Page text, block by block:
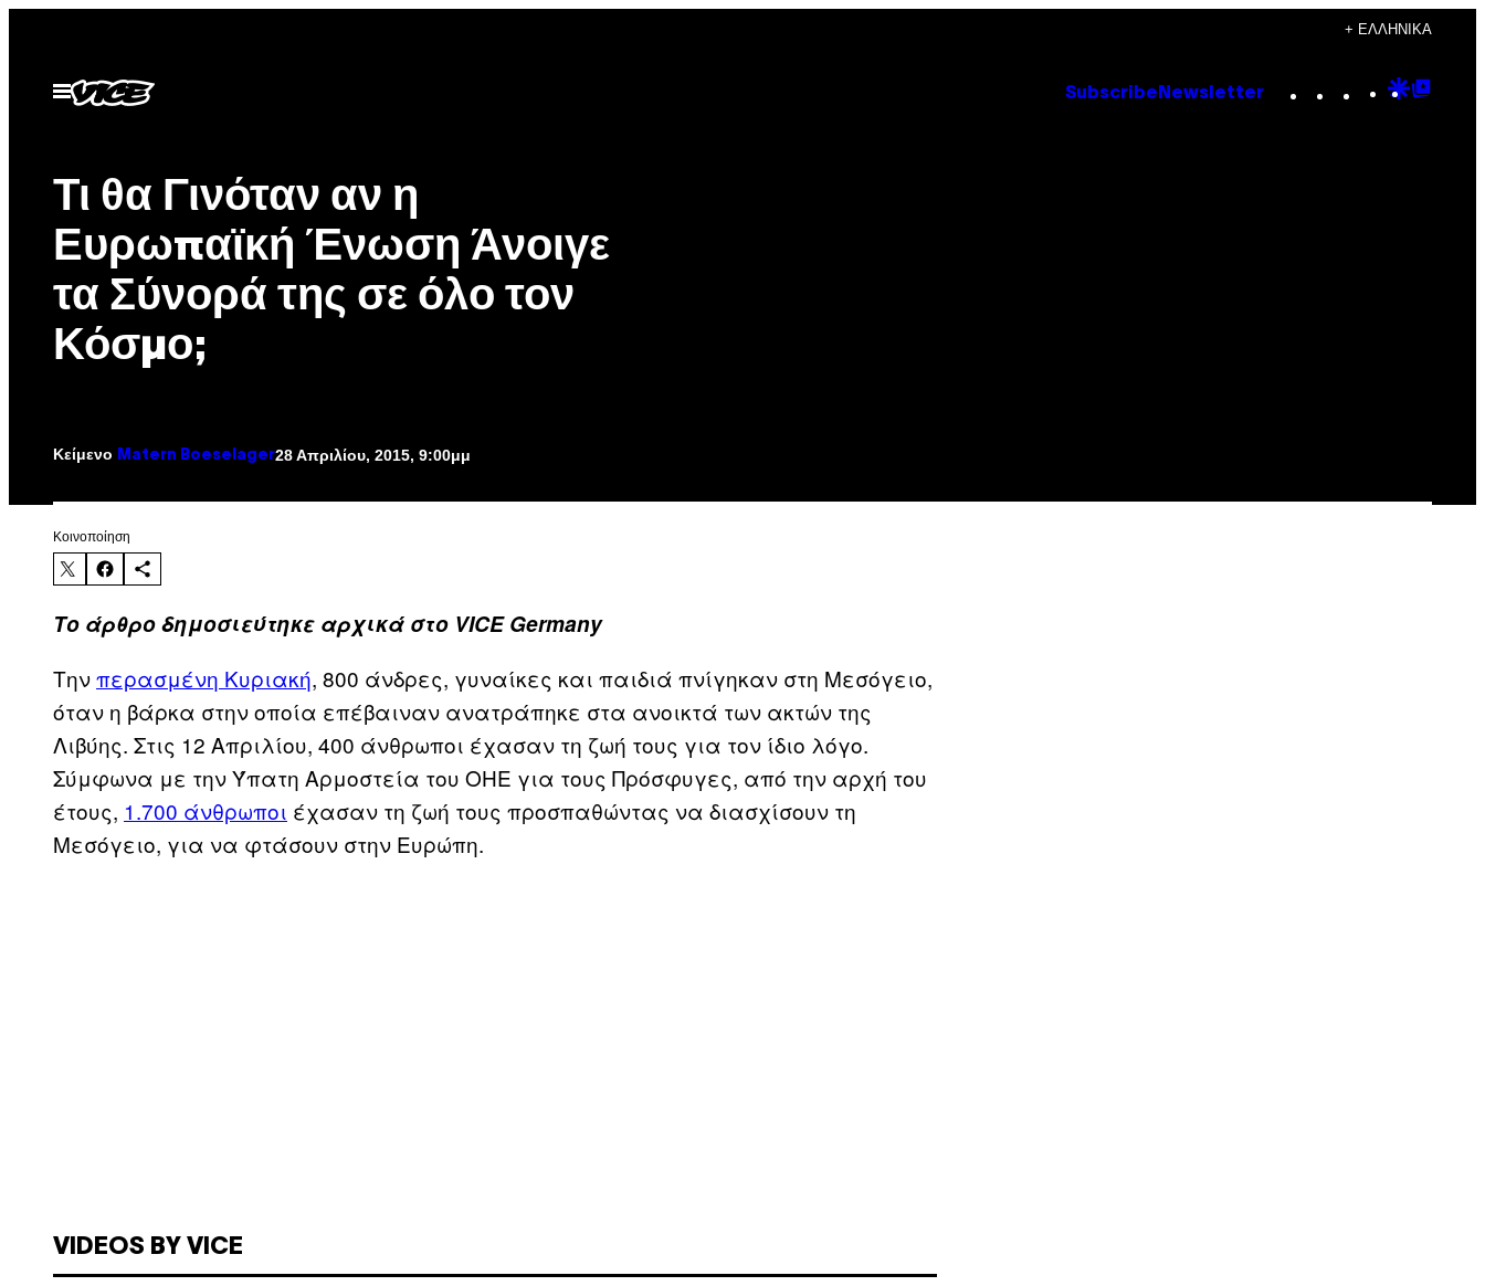
περιεχόμενο
+ ΕΛΛΗΝΙΚΆ
Ανοίξτε
το
Subscribe Newsletter Instagram
TikTok
YouTube
Google
Τι θα Γινόταν αν η
Ευρωπαϊκή Ένωση Άνοιγε
τα Σύνορά της σε όλο τον
Κόσμο;
Κείμενο Matern Boeselager28 Απριλίου, 2015, 9:00μμ
Kοινοποίηση
Το άρθρο δημοσιεύτηκε αρχικά στο VICE Germany
Τηνπερασμένη Κυριακή, 800 άνδρες, γυναίκες και παιδιά πνίγηκαν στη Μεσόγειο,
όταν η βάρκα στην οποία επέβαιναν ανατράπηκε στα ανοικτά των ακτών της
Λιβύης. Στις 12 Απριλίου, 400 άνθρωποι έχασαν τη ζωή τους για τον ίδιο λόγο.
Σύμφωνα με την Ύπατη Αρμοστεία του ΟΗΕ για τους Πρόσφυγες, από την αρχή του
έτους, 1.700 άνθρωποι έχασαν τη ζωή τους προσπαθώντας να διασχίσουν τη
Μεσόγειο, για να φτάσουν στην Ευρώπη.
VIDEOS BY VICE